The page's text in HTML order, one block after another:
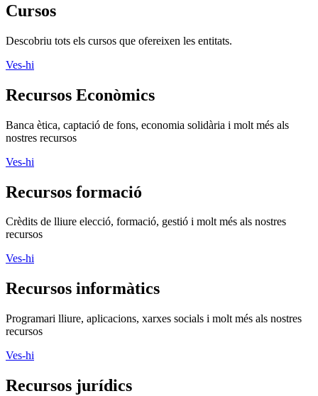
Cursos
Descobriu tots els cursos que ofereixen les entitats.
Ves-hi
Recursos Econòmics
Banca ètica, captació de fons, economia solidària i molt més als
nostres recursos
Ves-hi
Recursos formació
Crèdits de lliure elecció, formació, gestió i molt més als nostres
recursos
Ves-hi
Recursos informàtics
Programari lliure, aplicacions, xarxes socials i molt més als nostres
recursos
Ves-hi
Recursos jurídics